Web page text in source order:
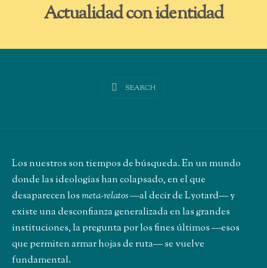
Actualidad con identidad
SEARCH
Los nuestros son tiempos de búsqueda. En un mundo
donde las ideologías han colapsado, en el que
desaparecen losmeta-relatos―al decir de Lyotard― y
existe una desconfianza generalizada en las grandes
instituciones, la pregunta por los fines últimos ―esos
que permiten armar hojas de ruta― se vuelve
fundamental.